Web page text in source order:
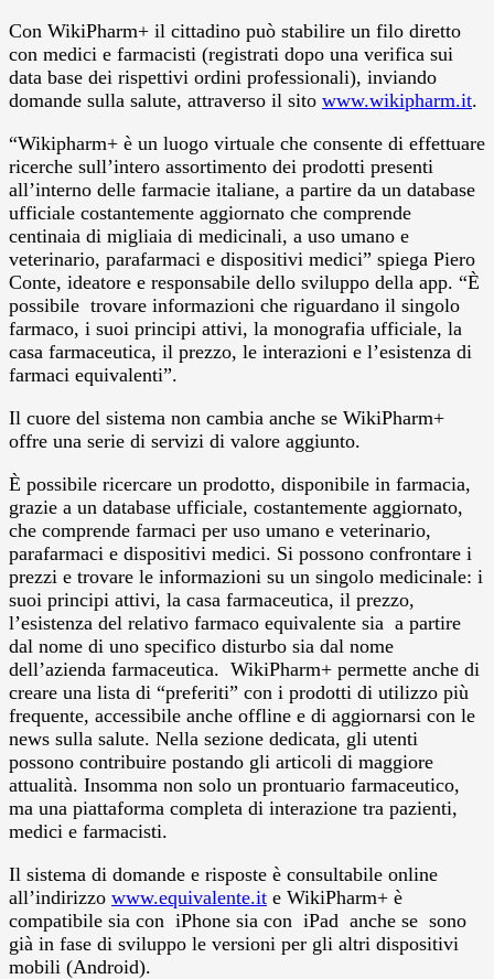
Con WikiPharm+ il cittadino può stabilire un filo diretto
con medici e farmacisti (registrati dopo una verifica sui
data base dei rispettivi ordini professionali), inviando
domande sulla salute, attraverso il sito www.wikipharm.it.
“Wikipharm+ è un luogo virtuale che consente di effettuare
ricerche sull’intero assortimento dei prodotti presenti
all’interno delle farmacie italiane, a partire da un database
ufficiale costantemente aggiornato che comprende
centinaia di migliaia di medicinali, a uso umano e
veterinario, parafarmaci e dispositivi medici” spiega Piero
Conte, ideatore e responsabile dello sviluppo della app. “È
possibile trovare informazioni che riguardano il singolo
farmaco, i suoi principi attivi, la monografia ufficiale, la
casa farmaceutica, il prezzo, le interazioni e l’esistenza di
farmaci equivalenti”.
Il cuore del sistema non cambia anche se WikiPharm+
offre una serie di servizi di valore aggiunto.
È possibile ricercare un prodotto, disponibile in farmacia,
grazie a un database ufficiale, costantemente aggiornato,
che comprende farmaci per uso umano e veterinario,
parafarmaci e dispositivi medici. Si possono confrontare i
prezzi e trovare le informazioni su un singolo medicinale: i
suoi principi attivi, la casa farmaceutica, il prezzo,
l’esistenza del relativo farmaco equivalente sia a partire
dal nome di uno specifico disturbo sia dal nome
dell’azienda farmaceutica. WikiPharm+ permette anche di
creare una lista di “preferiti” con i prodotti di utilizzo più
frequente, accessibile anche offline e di aggiornarsi con le
news sulla salute. Nella sezione dedicata, gli utenti
possono contribuire postando gli articoli di maggiore
attualità. Insomma non solo un prontuario farmaceutico,
ma una piattaforma completa di interazione tra pazienti,
medici e farmacisti.
Il sistema di domande e risposte è consultabile online
all’indirizzo www.equivalente.it e WikiPharm+ è
compatibile sia con iPhone sia con iPad anche se sono
già in fase di sviluppo le versioni per gli altri dispositivi
mobili (Android).